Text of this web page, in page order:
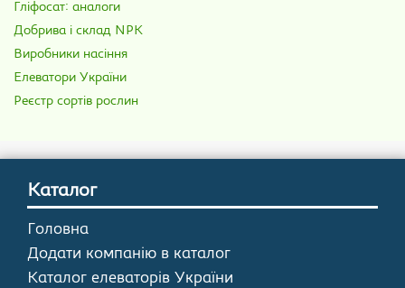
Гліфосат: аналоги
Добрива і склад NPK
Виробники насіння
Елеватори України
Реєстр сортів рослин
Каталог
Головна
Додати компанію в каталог
Каталог елеваторів України